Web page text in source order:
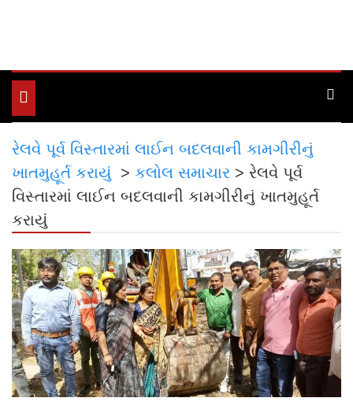
Toggle
navigation
રેલવે પૂર્વ વિસ્તારમાં લાઈન બદલવાની કામગીરીનું
ખાતમુહૂર્ત કરાયું > કલોલ સમાચાર > રેલવે પૂર્વ
વિસ્તારમાં લાઈન બદલવાની કામગીરીનું ખાતમુહૂર્ત
કરાયું